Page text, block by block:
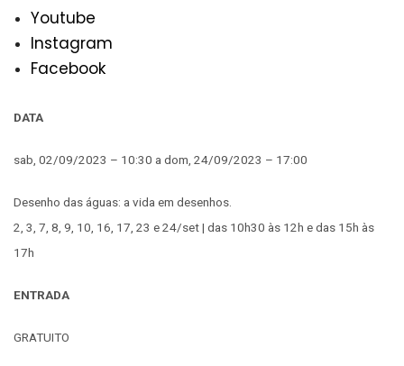
Youtube
Instagram
Facebook
DATA
sab, 02/09/2023 – 10:30 a dom, 24/09/2023 – 17:00
Desenho das águas: a vida em desenhos.
2, 3, 7, 8, 9, 10, 16, 17, 23 e 24/set | das 10h30 às 12h e das 15h às
17h
ENTRADA
GRATUITO